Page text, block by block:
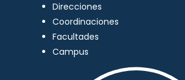
Direcciones
Coordinaciones
Facultades
Campus